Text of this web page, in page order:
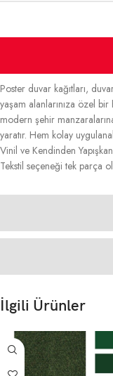
Poster duvar kağıtları,
yaşam alanlarınıza özel
modern şehir
yaratır. Hem kolay
Vinil ve Kendinden
Tekstil seçeneği tek parça
İlgili Ürünler